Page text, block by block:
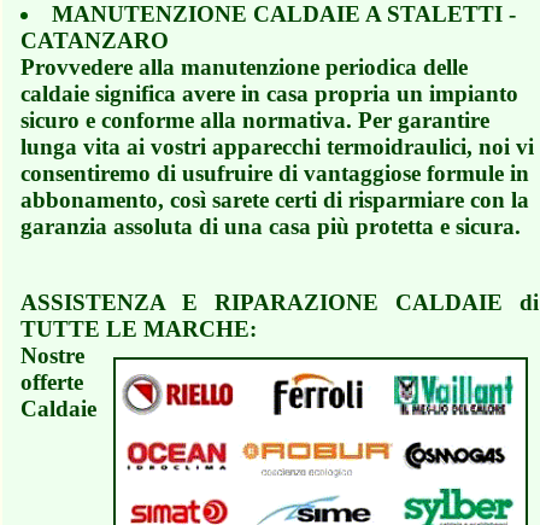
MANUTENZIONE CALDAIE A STALETTI -
CATANZARO
Provvedere alla manutenzione periodica delle
caldaie significa avere in casa propria un impianto
sicuro e conforme alla normativa. Per garantire
lunga vita ai vostri apparecchi termoidraulici, noi vi
consentiremo di usufruire di vantaggiose formule in
abbonamento, così sarete certi di risparmiare con la
garanzia assoluta di una casa più protetta e sicura.
ASSISTENZA E RIPARAZIONE CALDAIE di
TUTTE LE MARCHE:
Nostre
offerte
Caldaie